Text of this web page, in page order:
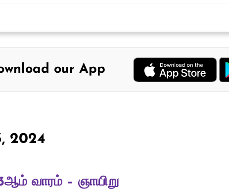
our App
2024
வாரம் – ஞாயிறு